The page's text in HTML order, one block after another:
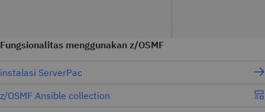
Fungsionalitas menggunakan z/OSMF
instalasi ServerPac
z/OSMF Ansible collection